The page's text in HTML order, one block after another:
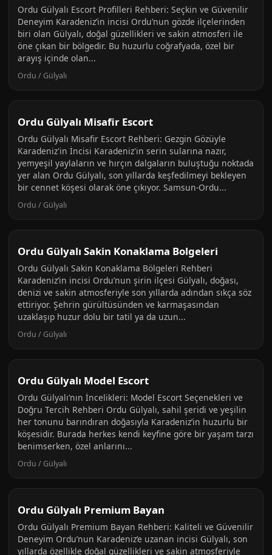
Ordu Gülyalı Escort Profilleri Rehberi: Seçkin ve Güvenilir
Deneyim Karadeniz’in incisi Ordu’nun gözde ilçelerinden
biri olan Gülyalı, doğal güzellikleri ve sakin atmosferi ile
öne çıkan bir bölgedir. Bu huzurlu coğrafyada, özel bir
arayış içinde olan...
Ordu / Gülyalı
Ordu Gülyalı Misafir Escort
Ordu Gülyalı Misafir Escort Rehberi: Gezgin Gözüyle
Karadeniz'in İncisi Karadeniz'in serin sularına nazır,
yemyeşil yaylaların ve hırçın dalgaların buluştuğu noktada
yer alan Ordu Gülyalı, son yıllarda keşfedilmeyi bekleyen
bir cennet köşesi olarak öne çıkıyor. Samsun-Ordu...
Ordu / Gülyalı
Ordu Gülyalı Sakin Konaklama Bolgeleri
Ordu Gülyalı Sakin Konaklama Bölgeleri Rehberi
Karadeniz’in incisi Ordu’nun şirin ilçesi Gülyalı, doğası,
denizi ve sakin atmosferiyle son yıllarda adından sıkça söz
ettiriyor. Şehrin gürültüsünden ve karmaşasından
uzaklaşıp huzur dolu bir tatil ya da uzun...
Ordu / Gülyalı
Ordu Gülyalı Model Escort
Ordu Gülyalı’nın İncelikleri: Model Escort Seçenekleri ve
Doğru Tercih Rehberi Ordu Gülyalı, sahil şeridi ve yeşilin
her tonunu barındıran doğasıyla Karadeniz’in huzurlu bir
köşesidir. Burada herkes kendi keyfine göre bir yaşam tarzı
benimserken, özel anlarını...
Ordu / Gülyalı
Ordu Gülyalı Premium Bayan
Ordu Gülyalı Premium Bayan Rehberi: Kaliteli ve Güvenilir
Deneyim Ordu’nun Karadeniz’e uzanan incisi Gülyalı, son
yıllarda özellikle doğal güzellikleri ve sakin atmosferiyle